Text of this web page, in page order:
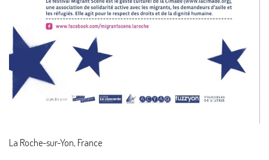
La Roche-sur-Yon, France